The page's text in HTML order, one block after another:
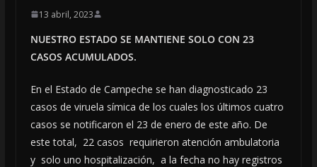
13 abril, 2023
NUESTRO ESTADO SE MANTIENE SOLO CON 23
CASOS ACUMULADOS.
En el Estado de Campeche se han diagnosticado 23
casos de viruela símica de los cuales los últimos cuatro
casos se notificaron el 23 de enero de este año. De
este total, 22 casos requirieron atención ambulatoria
y solo uno hospitalización, a la fecha no hay registros